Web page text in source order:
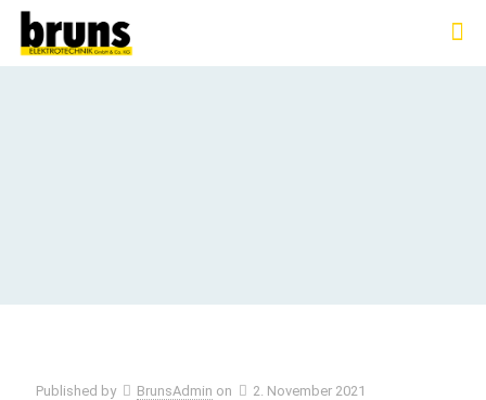
Published by BrunsAdmin on 2. November 2021